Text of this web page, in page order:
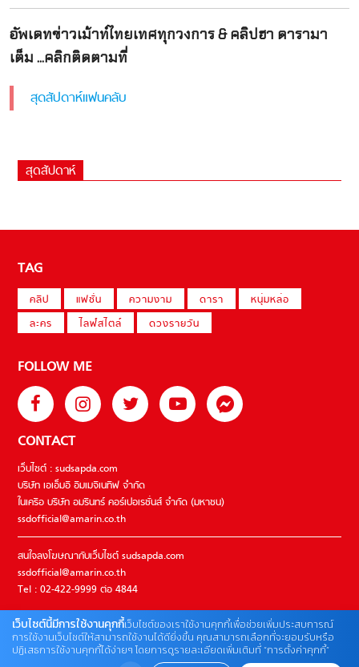
อัพเดทข่าวเม้าท์ไทยเทศทุกวงการ & คลิปฮา ดารามา
เต็ม ...คลิกติดตามที่
สุดสัปดาห์แฟนคลับ
สุดสัปดาห์
TAG
คลิป แฟชั่น ความงาม ดารา
หนุ่มหล่อ
ละคร
ไลฟ์สไตล์ ดวงรายวัน
FOLLOW ME
CONTACT
เว็บไซต์ : sudsapda.com
บริษัท เอเอ็มอี อิมเมจิเนทีฟ จำกัด
ในเครือ บริษัท อมรินทร์ คอร์เปอเรชั่นส์ จำกัด (มหาชน)
ssdofficial@amarin.co.th
สนใจลงโฆษณากับเว็บไซต์ sudsapda.com
ssdofficial@amarin.co.th
Tel : 02-422-9999 ต่อ 4844
ติดต่อแจ้งปัญหาหรือร้องเรียน
02-422-9999 ต่อ 4180
เว็บไซต์นี้มีการใช้งานคุกกี้เว็บไซต์ของเราใช้งานคุกกี้เพื่อช่วยเพิ่มประสบการณ์
การใช้งานเว็บไซต์ให้สามารถใช้งานได้ดียิ่งขึ้น คุณสามารถเลือกที่จะยอมรับหรือ
ปฏิเสธการใช้งานคุกกี้ได้ง่ายๆ โดยการดูรายละเอียดเพิ่มเติมที่ “การตั้งค่าคุกกี้”